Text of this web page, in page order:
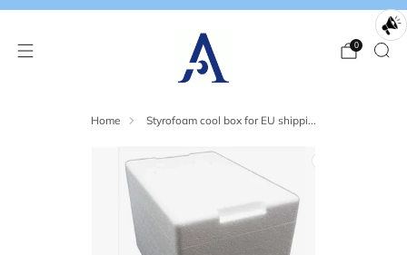
0
Home Styrofoam cool box for EU shippi...